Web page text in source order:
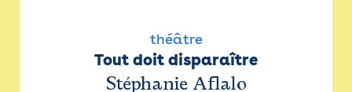
théâtre
Tout doit disparaître
Stéphanie Aflalo